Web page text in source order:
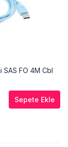
SAS FO 4M Cbl
Sepete Ekle